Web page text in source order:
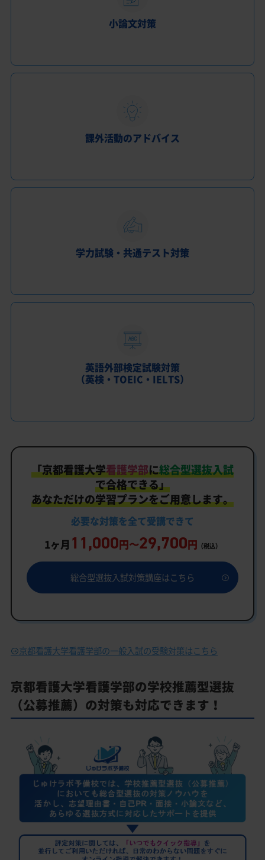
小論文対策
課外活動のアドバイス
学力試験・共通テスト対策
英語外部検定試験対策
（英検・TOEIC・IELTS）
「京都看護大学看護学部に総合型選抜入試
で合格できる」
あなただけの学習プランをご用意します。
必要な対策を全て受講できて
1ヶ月 11,000円〜29,700円 （税込）
総合型選抜入試対策講座はこちら
京都看護大学看護学部の一般入試の受験対策はこちら
京都看護大学看護学部の学校推薦型選抜
（公募推薦）の対策も対応できます！